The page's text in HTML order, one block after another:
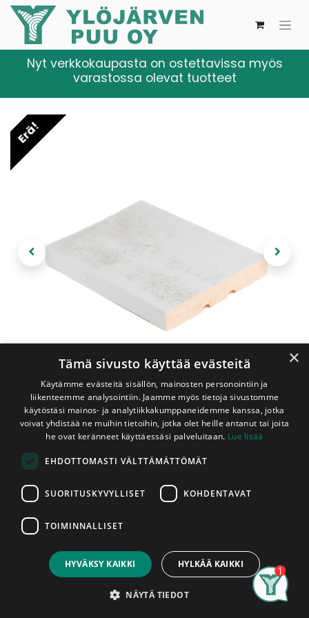
2,60€
Account
Nyt verkkokaupasta on ostettavissa myös
varastossa olevat tuotteet
Erä!
Ulkoverhouslauta 23x145 mm HHP Välimaalattu Vaalean
Ulkoverhouslauta 23x145 mm HHP
Välimaalattu Vaalean Harmaa
Hienoharjattu vaalean harmaaksi (G499) 1 x pohjamaalattu
+ 1 x pintamaalattu 23x145 kokoinen ulkoverhouslauta.
×
Tämä sivusto käyttää evästeitä
Käytämme evästeitä sisällön, mainosten personointiin ja
liikenteemme analysointiin. Jaamme myös tietoja sivustomme
käytöstäsi mainos- ja analytiikkakumppaneidemme kanssa, jotka
voivat yhdistää ne muihin tietoihin, jotka olet heille antanut tai joita
he ovat keränneet käyttäessäsi palveluitaan. Lue lisää
EHDOTTOMASTI VÄLTTÄMÄTTÖMÄT
SUORITUSKYVYLLISET KOHDENTAVAT
TOIMINNALLISET
HYVÄKSY KAIKKI HYLKÄÄ KAIKKI
NÄYTÄ TIEDOT